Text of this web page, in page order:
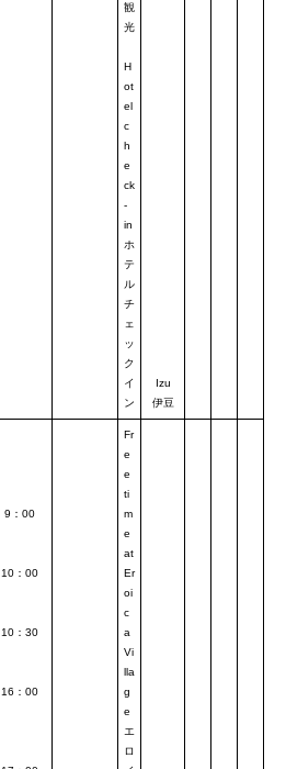
観
光
H
ot
el
c
h
e
ck
-
in
ホ
テ
ル
チ
ェ
ッ
ク
イ
ン
Izu
伊豆
9：00
10：00
10：30
16：00
Fr
e
e
ti
m
e
at
Er
oi
c
a
Vi
lla
g
e
エ
ロ